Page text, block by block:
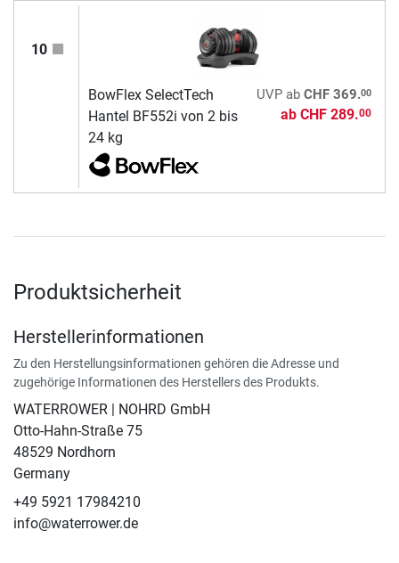
10
BowFlex SelectTech
Hantel BF552i von 2 bis
24 kg
UVPab CHF 369.00
ab CHF 289.00
Produktsicherheit
Herstellerinformationen
Zu den Herstellungsinformationen gehören die Adresse und
zugehörige Informationen des Herstellers des Produkts.
WATERROWER | NOHRD GmbH
Otto-Hahn-Straße 75
48529 Nordhorn
Germany
+49 5921 17984210
info@waterrower.de